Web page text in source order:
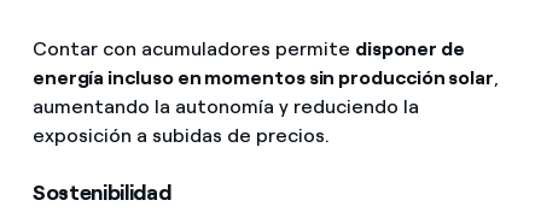
Contar con acumuladores permite disponer de
energía incluso en momentos sin producción solar
aumentando la autonomía y reduciendo la
exposición a subidas de precios.
Sostenibilidad